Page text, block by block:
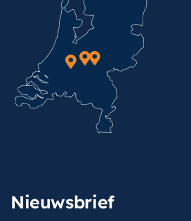
Nieuwsbrief